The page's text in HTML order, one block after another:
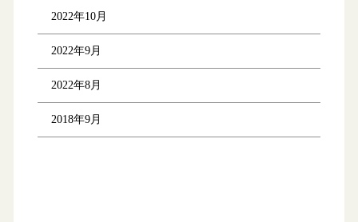
2022年10月
2022年9月
2022年8月
2018年9月